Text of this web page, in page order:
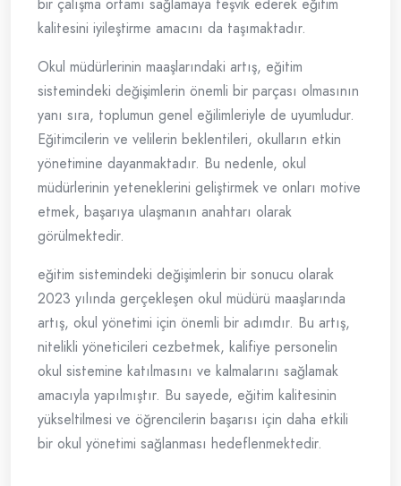
bir çalışma ortamı sağlamaya teşvik ederek eğitim
kalitesini iyileştirme amacını da taşımaktadır.
Okul müdürlerinin maaşlarındaki artış, eğitim
sistemindeki değişimlerin önemli bir parçası olmasının
yanı sıra, toplumun genel eğilimleriyle de uyumludur.
Eğitimcilerin ve velilerin beklentileri, okulların etkin
yönetimine dayanmaktadır. Bu nedenle, okul
müdürlerinin yeteneklerini geliştirmek ve onları motive
etmek, başarıya ulaşmanın anahtarı olarak
görülmektedir.
eğitim sistemindeki değişimlerin bir sonucu olarak
2023 yılında gerçekleşen okul müdürü maaşlarında
artış, okul yönetimi için önemli bir adımdır. Bu artış,
nitelikli yöneticileri cezbetmek, kalifiye personelin
okul sistemine katılmasını ve kalmalarını sağlamak
amacıyla yapılmıştır. Bu sayede, eğitim kalitesinin
yükseltilmesi ve öğrencilerin başarısı için daha etkili
bir okul yönetimi sağlanması hedeflenmektedir.